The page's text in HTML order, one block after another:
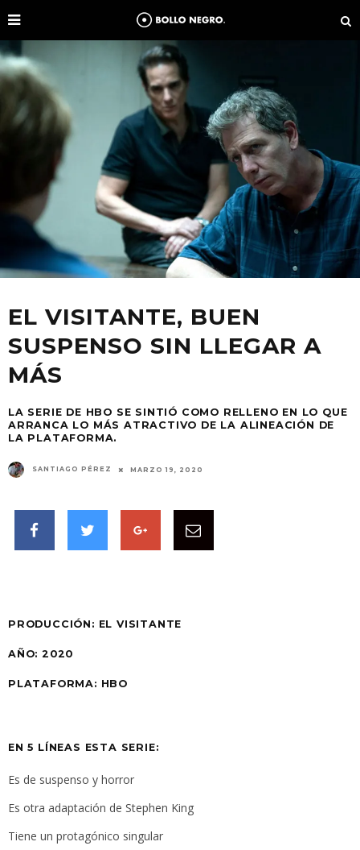
EL VISITANTE, BUEN
SUSPENSO SIN LLEGAR A
MÁS
LA SERIE DE HBO SE SINTIÓ COMO RELLENO EN LO QUE
ARRANCA LO MÁS ATRACTIVO DE LA ALINEACIÓN DE
LA PLATAFORMA.
SANTIAGO PÉREZ MARZO 19, 2020
PRODUCCIÓN: EL VISITANTE
AÑO: 2020
PLATAFORMA: HBO
EN 5 LÍNEAS ESTA SERIE:
Es de suspenso y horror
Es otra adaptación de Stephen King
Tiene un protagónico singular